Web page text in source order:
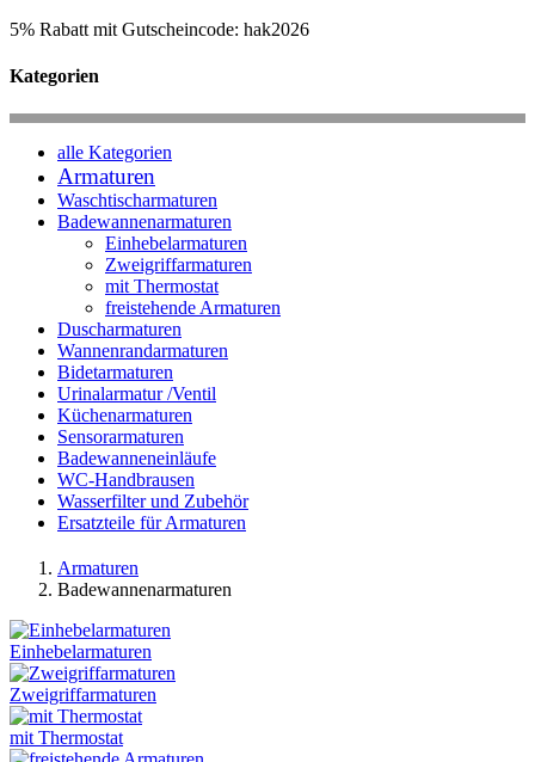
5% Rabatt mit Gutscheincode: hak2026
Kategorien
alle Kategorien
Armaturen
Waschtischarmaturen
Badewannenarmaturen
Einhebelarmaturen
Zweigriffarmaturen
mit Thermostat
freistehende Armaturen
Duscharmaturen
Wannenrandarmaturen
Bidetarmaturen
Urinalarmatur /Ventil
Küchenarmaturen
Sensorarmaturen
Badewanneneinläufe
WC-Handbrausen
Wasserfilter und Zubehör
Ersatzteile für Armaturen
Armaturen
Badewannenarmaturen
Einhebelarmaturen
Zweigriffarmaturen
mit Thermostat